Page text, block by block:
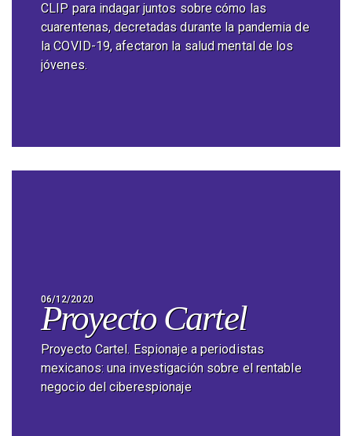
CLIP para indagar juntos sobre cómo las
cuarentenas, decretadas durante la pandemia de
la COVID-19, afectaron la salud mental de los
jóvenes.
06/12/2020
Proyecto Cartel
Proyecto Cartel. Espionaje a periodistas
mexicanos: una investigación sobre el rentable
negocio del ciberespionaje